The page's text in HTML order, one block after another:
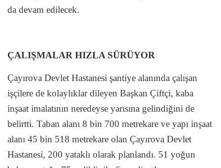
da devam edilecek.
ÇALIŞMALAR HIZLA SÜRÜYOR
Çayırova Devlet Hastanesi şantiye alanında çalışan
işçilere de kolaylıklar dileyen Başkan Çiftçi, kaba
inşaat imalatının neredeyse yarısına gelindiğini de
belirtti. Taban alanı 8 bin 700 metrekare ve yapı inşaat
alanı 45 bin 518 metrekare olan Çayırova Devlet
Hastanesi, 200 yataklı olarak planlandı. 51 yoğun